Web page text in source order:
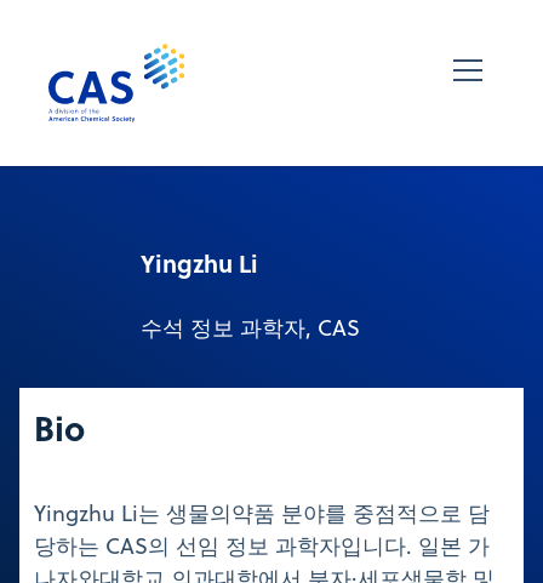
Yingzhu Li
수석 정보 과학자, CAS
Bio
Yingzhu Li는 생물의약품 분야를 중점적으로 담
당하는 CAS의 선임 정보 과학자입니다. 일본 가